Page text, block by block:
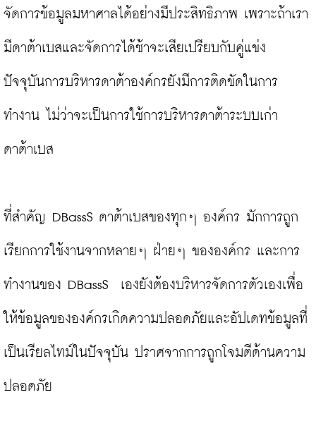
จัดการข้อมูลมหาศาลได้อย่างมีประสิทธิภาพ เพราะถ้าเรา
มีดาต้าเบสและจัดการได้ช้าจะเสียเปรียบกับคู่แข่ง
ปัจจุบันการบริหารดาต้าองค์กรยังมีการติดขัดในการ
ทำงาน ไม่ว่าจะเป็นการใช้การบริหารดาต้าระบบเก่า
ดาต้าเบส
ที่สำคัญ DBassS ดาต้าเบสของทุกๆ องค์กร มักการถูก
เรียกการใช้งานจากหลายๆ ฝ่ายๆ ขององค์กร และการ
ทำงานของ DBassS  เองยังต้องบริหารจัดการตัวเองเพื่อ
ให้ข้อมูลขององค์กรเกิดความปลอดภัยและอัปเดทข้อมูลที่
เป็นเรียลไทม์ในปัจจุบัน ปราศจากการถูกโจมตีด้านความ
ปลอดภัย